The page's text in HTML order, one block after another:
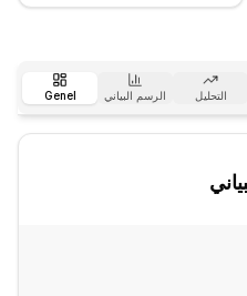
Genel الرسم البياني التحليل